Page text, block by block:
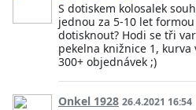
S dotiskem kolosalek
jednou za 5-10 let
dotisknout? Hodi se tři
pekelna knižnice 1, kurva
300+ objednávek ;)
Onkel 1928 26.4.2021 16:54